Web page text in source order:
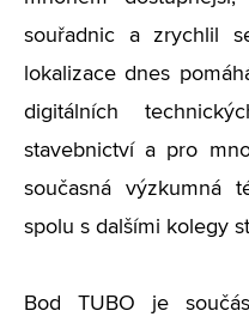
souřadnic a zrychlil
lokalizace dnes
digitálních
stavebnictví a pro
současná výzkumná
spolu s dalšími kolegy
Bod TUBO je